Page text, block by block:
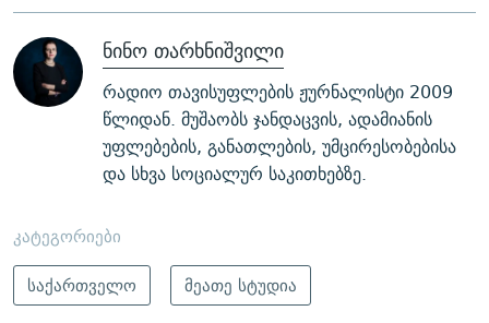
ნინო თარხნიშვილი
რადიო თავისუფლების ჟურნალისტი 2009
წლიდან. მუშაობს ჯანდაცვის, ადამიანის
უფლებების, განათლების, უმცირესობებისა
და სხვა სოციალურ საკითხებზე.
კატეგორიები
საქართველო
მეათე სტუდია